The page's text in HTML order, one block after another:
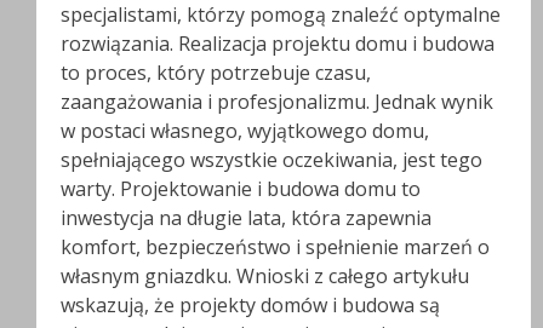
specjalistami, którzy pomogą znaleźć optymalne
rozwiązania. Realizacja projektu domu i budowa
to proces, który potrzebuje czasu,
zaangażowania i profesjonalizmu. Jednak wynik
w postaci własnego, wyjątkowego domu,
spełniającego wszystkie oczekiwania, jest tego
warty. Projektowanie i budowa domu to
inwestycja na długie lata, która zapewnia
komfort, bezpieczeństwo i spełnienie marzeń o
własnym gniazdku. Wnioski z całego artykułu
wskazują, że projekty domów i budowa są